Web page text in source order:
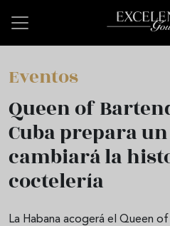
Eventos
Queen of
Cuba prepara
cambiará la
coctelería
La Habana acogerá el Queen